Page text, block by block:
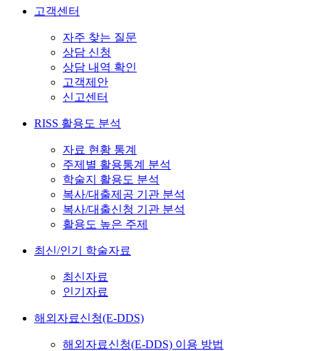
고객센터
자주 찾는 질문
상담 신청
상담 내역 확인
고객제안
신고센터
RISS 활용도 분석
자료 현황 통계
주제별 활용통계 분석
학술지 활용도 분석
복사/대출제공 기관 분석
복사/대출신청 기관 분석
활용도 높은 주제
최신/인기 학술자료
최신자료
인기자료
해외자료신청(E-DDS)
해외자료신청(E-DDS) 이용 방법